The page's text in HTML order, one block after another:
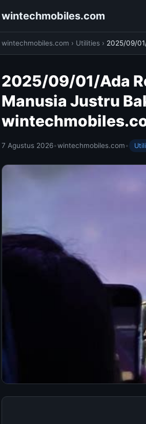
wintechmobiles.com
wintechmobiles.com › Utilities › 2025/09/
2025/09/01/Ada
Manusia Justru
7 Agustus 2026•wintechmobiles.com•